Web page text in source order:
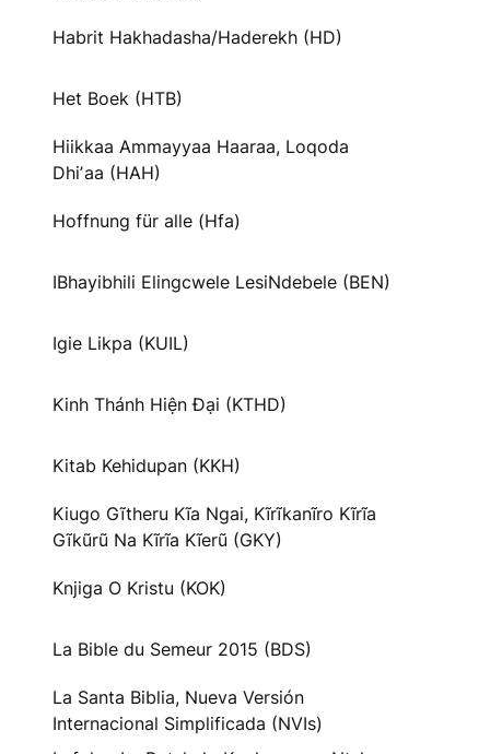
Habrit Hakhadasha/Haderekh (HD)
Het Boek (HTB)
Hiikkaa Ammayyaa Haaraa, Loqoda
Dhiʼaa (HAH)
Hoffnung für alle (Hfa)
IBhayibhili Elingcwele LesiNdebele (BEN)
Igie Likpa (KUIL)
Kinh Thánh Hiện Đại (KTHD)
Kitab Kehidupan (KKH)
Kiugo Gĩtheru Kĩa Ngai, Kĩrĩkanĩro Kĩrĩa
Gĩkũrũ Na Kĩrĩa Kĩerũ (GKY)
Knjiga O Kristu (KOK)
La Bible du Semeur 2015 (BDS)
La Santa Biblia, Nueva Versión
Internacional Simplificada (NVIs)